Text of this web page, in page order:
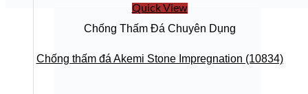
Quick View
Chống Thấm Đá Chuyên Dụng
Chống thấm đá Akemi Stone Impregnation (10834)